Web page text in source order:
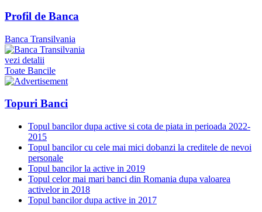
Profil de Banca
Banca Transilvania
vezi detalii
Toate Bancile
Topuri Banci
Topul bancilor dupa active si cota de piata in perioada 2022-
2015
Topul bancilor cu cele mai mici dobanzi la creditele de nevoi
personale
Topul bancilor la active in 2019
Topul celor mai mari banci din Romania dupa valoarea
activelor in 2018
Topul bancilor dupa active in 2017